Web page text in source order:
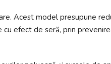
Acest model presupune
efect de seră, prin